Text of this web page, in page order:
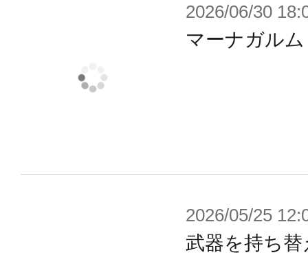
■付属のライフルはグリップ部分を
ズでの把持が可能です。またレシー
■機体後部のテールライトはクリア
ドで色分けされています。
2026/06/30
マーナガル
2026/05/25
武器を持ち